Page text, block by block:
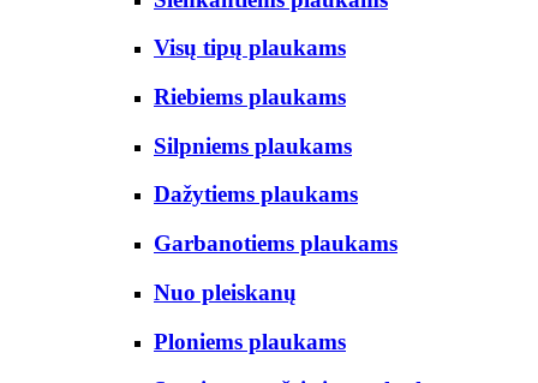
Visų tipų plaukams
Riebiems plaukams
Silpniems plaukams
Dažytiems plaukams
Garbanotiems plaukams
Nuo pleiskanų
Ploniems plaukams